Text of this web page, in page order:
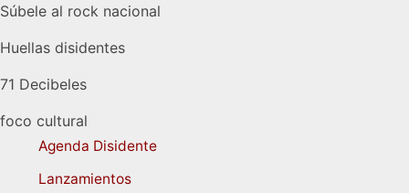
Súbele al rock nacional
Huellas disidentes
71 Decibeles
foco cultural
Agenda Disidente
Lanzamientos